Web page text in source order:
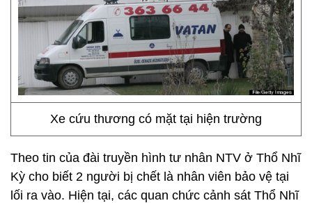
Xe cứu thương có mặt tại hiện trường
Theo tin của đài truyền hình tư nhân NTV ở Thổ Nhĩ
Kỳ cho biết 2 người bị chết là nhân viên bảo vệ tại
lối ra vào. Hiện tại, các quan chức cảnh sát Thổ Nhĩ